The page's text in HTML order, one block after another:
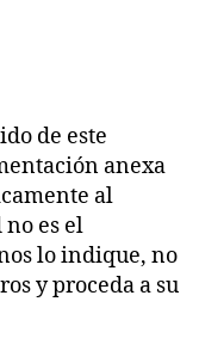
de este
anexa
al
es el
lo indique, no
y proceda a su